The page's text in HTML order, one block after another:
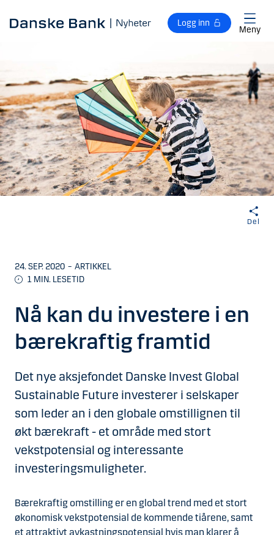
Logg inn
Meny
Del
24. SEP. 2020 – ARTIKKEL
1 MIN. LESETID
Nå kan du investere i en
bærekraftig framtid
Det nye aksjefondet Danske Invest Global
Sustainable Future investerer i selskaper
som leder an i den globale omstillignen til
økt bærekraft - et område med stort
vekstpotensial og interessante
investeringsmuligheter.
Bærekraftig omstilling er en global trend med et stort
økonomisk vekstpotensial de kommende tiårene, samt
et attraktivt avkastningspotensial hvis man klarer å